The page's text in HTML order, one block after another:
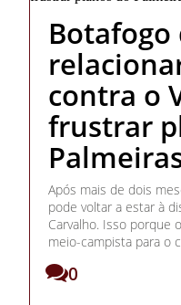
Botafogo
contra o
frustrar
Após mais de dois
pode voltar a estar à
Carvalho. Isso porque
meio-campista para o
0